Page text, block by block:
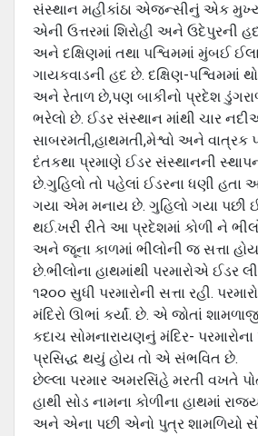
સંસ્થાન મહીકાંઠા એજન્સીનું એક
એની ઉત્તરમાં શિરોહી અને ઉદેપુરની
અને દક્ષિણમાં તથા પશ્વિમમાં મુંબઈ
ગાયકવાડની હદ છે. દક્ષિણ-પશ્વિમમાં
અને રેતાળ છે,પણ બાકીનો પ્રદેશ
ભરેલો છે. ઈડર સંસ્થાન માંથી ચાર
સાબરમતી,હાથમતી,મેશ્વો અને વાત્રક
દંતકથા પ્રમાણે ઈડર સંસ્થાનની
છે.ગુહિલો તો પહેલાં ઈડરના ધણી હતા
ગયા એમ મનાય છે. ગુહિલો ગયા પછી
થઈ.ખરી રીતે આ પ્રદેશમાં કોળી ને
અને જૂના કાળમાં ભીલોની જ સત્તા
છે.ભીલોના હાથમાંથી પરમારોએ ઈડર
૧૨૦૦ સુધી પરમારોની સત્તા રહી.
મંદિરો ઊભાં કર્યાં. છે. એ જોતાં
કદાચ સોમનારાયણનું મંદિર-
પ્રસિદ્ધ થયું હોય તો એ સંભવિત છે.
છેલ્લા પરમાર અમરસિંહે મરતી વખતે
હાથી સોડ નામના કોળીના હાથમાં
અને એના પછી એનો પુત્ર શામળિયો